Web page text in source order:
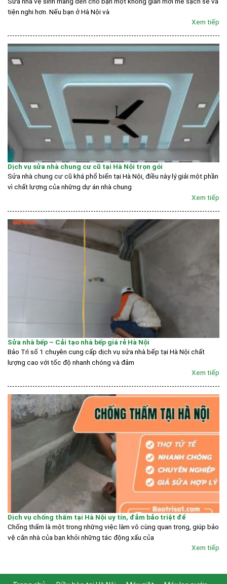
tiện nghi hơn. Nếu bạn ở Hà Nội và
Xem tiếp
Dịch vụ sửa nhà chung cư cũ tại Hà Nội trọn gói
Sửa nhà chung cư cũ khá phổ biến tại Hà Nội, điều này lý giải một phần
vì chất lượng của những dự án nhà chung
Xem tiếp
Sửa nhà bếp – Cải tạo nhà bếp giá rẻ Hà Nội
Bảo Trì số 1 chuyên cung cấp dịch vụ sửa nhà bếp tại Hà Nội chất
lượng cao với tốc độ nhanh chóng và đảm
Xem tiếp
Dịch vụ chống thấm tại Hà Nội uy tín, đảm bảo triệt để
Chống thấm là một trong những việc làm vô cùng quan trọng, giúp bảo
vệ căn nhà của bạn khỏi những tác động xấu của
Xem tiếp